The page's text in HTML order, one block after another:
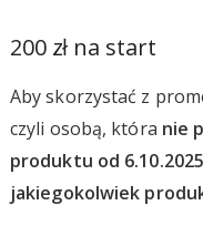
200 zł na start
Aby skorzystać z
czyli osobą, która nie
produktu od
jakiegokolwiek